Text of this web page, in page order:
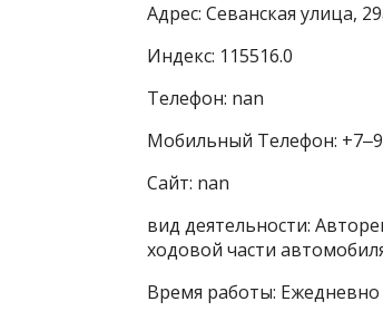
Адрес: Севанская улица,
Индекс: 115516.0
Телефон: nan
Мобильный Телефон:
Сайт: nan
вид деятельности:
ходовой части
Время работы: Ежедневно